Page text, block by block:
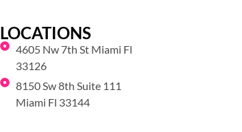
LOCATIONS
4605 Nw 7th St Miami Fl
33126
8150 Sw 8th Suite 111
Miami Fl 33144